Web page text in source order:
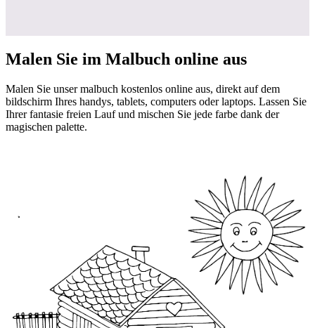
Malen Sie im Malbuch online aus
Malen Sie unser malbuch kostenlos online aus, direkt auf dem
bildschirm Ihres handys, tablets, computers oder laptops. Lassen Sie
Ihrer fantasie freien Lauf und mischen Sie jede farbe dank der
magischen palette.